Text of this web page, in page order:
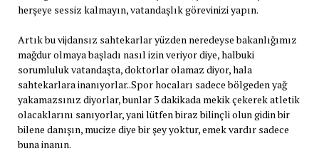
herşeye sessiz kalmayın, vatandaşlık görevinizi yapın.
Artık bu vijdansız sahtekarlar yüzden neredeyse bakanlığımız
mağdur olmaya başladı nasıl izin veriyor diye, halbuki
sorumluluk vatandaşta, doktorlar olamaz diyor, hala
sahtekarlara inanıyorlar..Spor hocaları sadece bölgeden yağ
yakamazsınız diyorlar, bunlar 3 dakikada mekik çekerek atletik
olacaklarını sanıyorlar, yani lütfen biraz bilinçli olun gidin bir
bilene danışın, mucize diye bir şey yoktur, emek vardır sadece
buna inanın.